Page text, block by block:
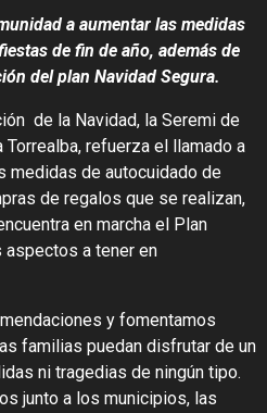
a aumentar las medidas
de fin de año, además de
del plan Navidad Segura.
de la Navidad, la Seremi de
Torrealba, refuerza el llamado a
medidas de autocuidado de
de regalos que se realizan,
en marcha el Plan
aspectos a tener en
y fomentamos
familias puedan disfrutar de un
ni tragedias de ningún tipo.
junto a los municipios, las